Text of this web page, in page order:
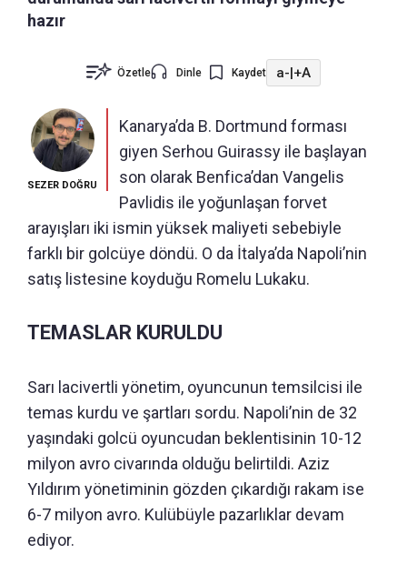
hazır
Özetle Dinle Kaydet a-|+A
SEZER DOĞRU
Kanarya’da B. Dortmund forması
giyen Serhou Guirassy ile başlayan
son olarak Benfica’dan Vangelis
Pavlidis ile yoğunlaşan forvet
arayışları iki ismin yüksek maliyeti sebebiyle
farklı bir golcüye döndü. O da İtalya’da Napoli’nin
satış listesine koyduğu Romelu Lukaku.
TEMASLAR KURULDU
Sarı lacivertli yönetim, oyuncunun temsilcisi ile
temas kurdu ve şartları sordu. Napoli’nin de 32
yaşındaki golcü oyuncudan beklentisinin 10-12
milyon avro civarında olduğu belirtildi. Aziz
Yıldırım yönetiminin gözden çıkardığı rakam ise
6-7 milyon avro. Kulübüyle pazarlıklar devam
ediyor.